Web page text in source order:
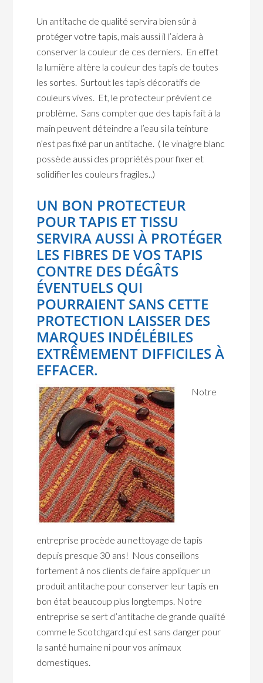
Un antitache de qualité servira bien sûr à
protéger votre tapis, mais aussi il l’aidera à
conserver la couleur de ces derniers. En effet
la lumière altère la couleur des tapis de toutes
les sortes. Surtout les tapis décoratifs de
couleurs vives. Et, le protecteur prévient ce
problème. Sans compter que des tapis fait à la
main peuvent déteindre a l’eau si la teinture
n’est pas fixé par un antitache. ( le vinaigre blanc
possède aussi des propriétés pour fixer et
solidifier les couleurs fragiles..)
UN BON PROTECTEUR
POUR TAPIS ET TISSU
SERVIRA AUSSI À PROTÉGER
LES FIBRES DE VOS TAPIS
CONTRE DES DÉGÂTS
ÉVENTUELS QUI
POURRAIENT SANS CETTE
PROTECTION LAISSER DES
MARQUES INDÉLÉBILES
EXTRÊMEMENT DIFFICILES À
EFFACER.
Notre
entreprise procède au nettoyage de tapis
depuis presque 30 ans! Nous conseillons
fortement à nos clients de faire appliquer un
produit antitache pour conserver leur tapis en
bon état beaucoup plus longtemps. Notre
entreprise se sert d’antitache de grande qualité
comme le Scotchgard qui est sans danger pour
la santé humaine ni pour vos animaux
domestiques.